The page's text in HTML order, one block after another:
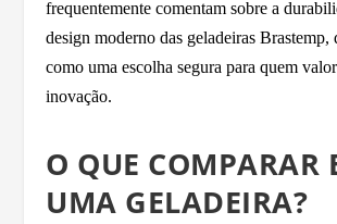
frequentemente comentam sobre a
design moderno das geladeiras Brastemp,
como uma escolha segura para quem
inovação.
O QUE COMPARAR
UMA GELADEIRA?